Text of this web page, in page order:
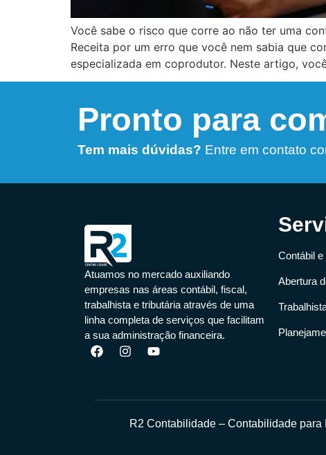
Você sabe o risco que corre ao não ter uma
Receita por um erro que você nem sabia que
especializada em coprodutor. Neste artigo,
Pronto para
Tem mais dúvidas? Entre em contato
Atuamos no mercado auxiliando
empresas nas áreas contábil, fiscal,
trabalhista e tributária através de uma
linha completa de serviços que facilitam
a sua administração financeira.
Contábil
Abertura
R2 Contabilidade – Contabilidade